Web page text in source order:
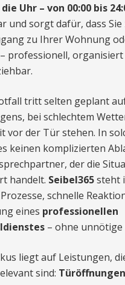
Uhr – von 00:00 bis
und sorgt dafür, dass
zu Ihrer Wohnung
professionell, organisiert
tritt selten geplant
bei schlechtem
vor der Tür stehen. In
keinen komplizierten
der die
handelt. Seibel365steht
schnelle
eines professionellen
– ohne unnötige
liegt auf Leistungen,
sind: